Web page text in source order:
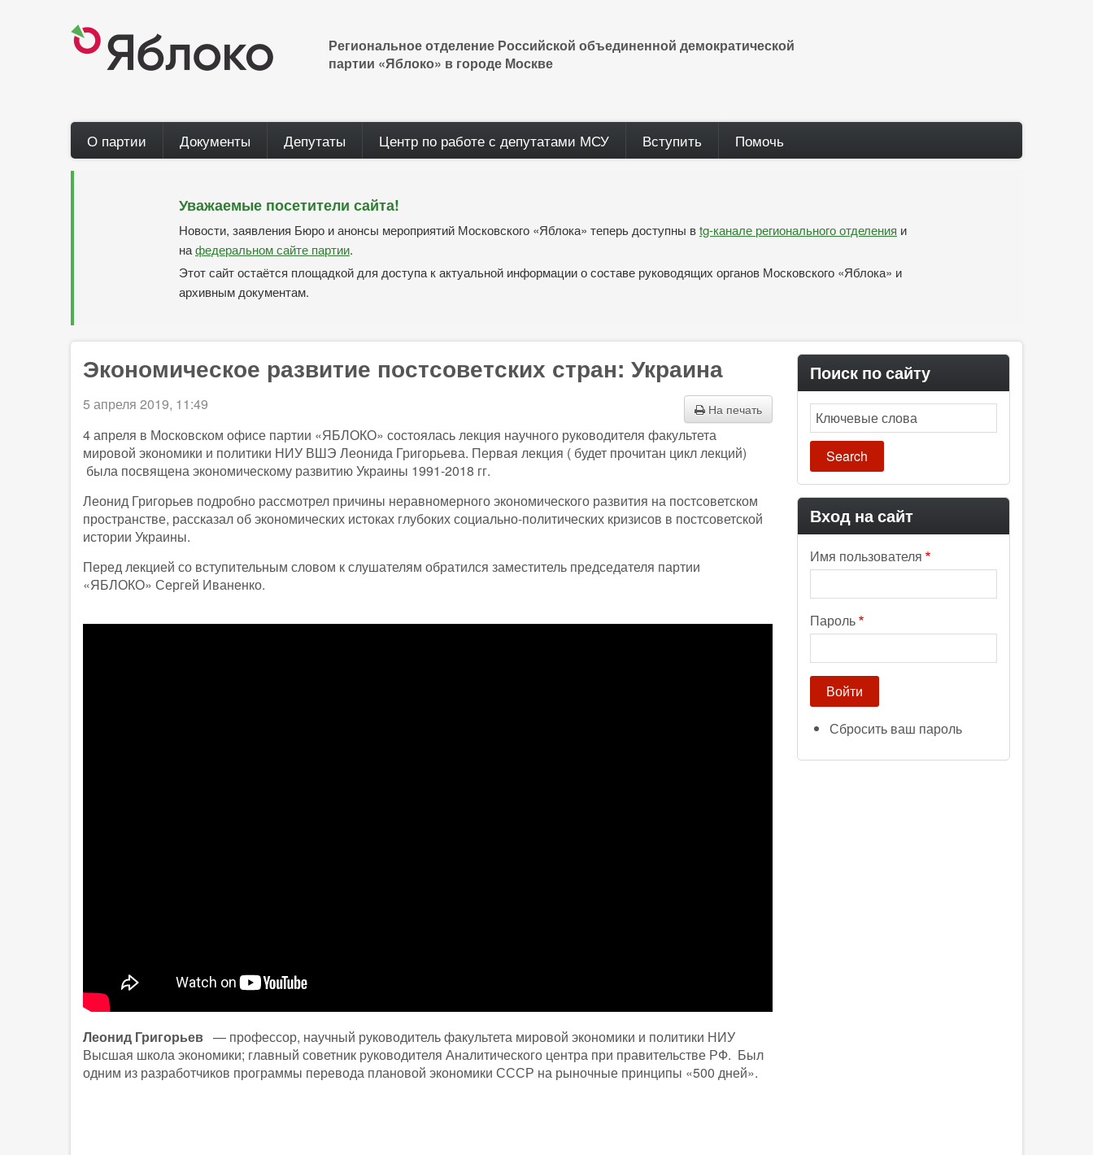
Региональное отделение Российской объединенной демократической
партии «Яблоко» в городе Москве
Main
navigation
О партии Документы Депутаты Центр по работе с депутатами МСУ Вступить Помочь
Уважаемые посетители сайта!
Новости, заявления Бюро и анонсы мероприятий Московского «Яблока» теперь доступны вtg-канале регионального отделения и
нафедеральном сайте партии.
Этот сайт остаётся площадкой для доступа к актуальной информации о составе руководящих органов Московского «Яблока» и
архивным документам.
Экономическое развитие постсоветских стран: Украина
На печать
5 апреля 2019, 11:49
4 апреля в Московском офисе партии «ЯБЛОКО» состоялась лекция научного руководителя факультета
мировой экономики и политики НИУ ВШЭ Леонида Григорьева. Первая лекция ( будет прочитан цикл лекций)
была посвящена экономическому развитию Украины 1991-2018 гг.
Леонид Григорьев подробно рассмотрел причины неравномерного экономического развития на постсоветском
пространстве, рассказал об экономических истоках глубоких социально-политических кризисов в постсоветской
истории Украины.
Перед лекцией со вступительным словом к слушателям обратился заместитель председателя партии
«ЯБЛОКО» Сергей Иваненко.
Леонид Григорьев — профессор, научный руководитель факультета мировой экономики и политики НИУ
Высшая школа экономики; главный советник руководителя Аналитического центра при правительстве РФ. Был
одним из разработчиков программы перевода плановой экономики СССР на рыночные принципы «500 дней».
Поиск по сайту
Search
Вход на сайт
Имя пользователя
Пароль
Сбросить ваш пароль